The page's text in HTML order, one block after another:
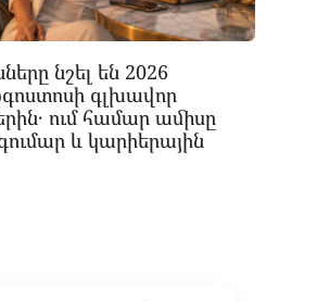
նշել են 2026
գլխավոր
ում համար ամիսը
և կարիերային